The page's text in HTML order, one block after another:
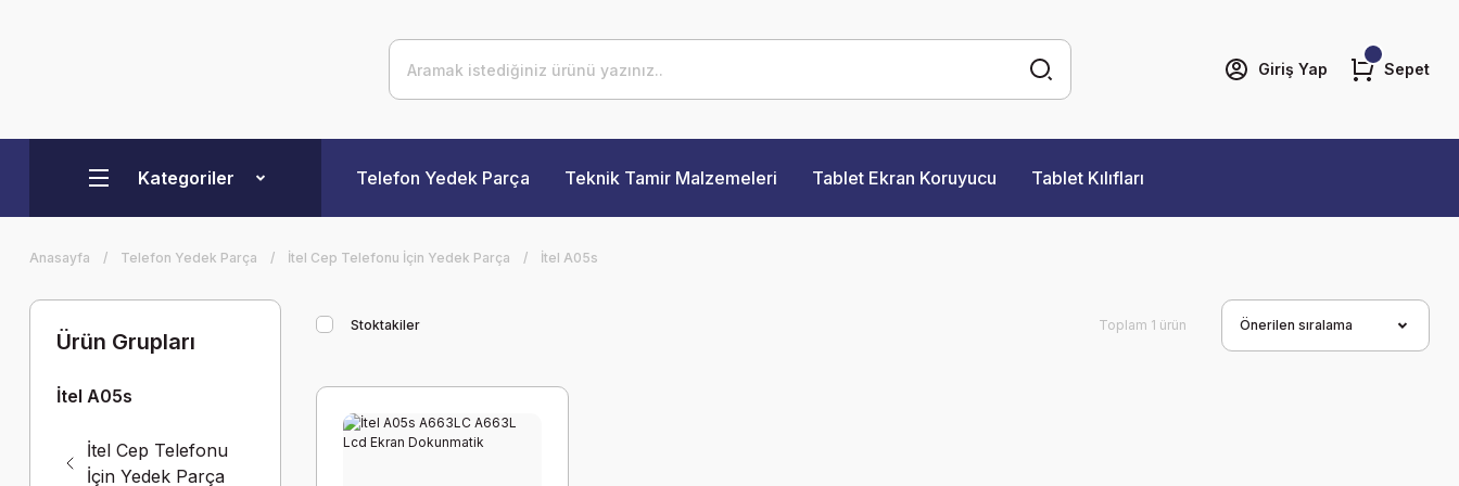
Giriş Yap Sepet
Kategoriler Telefon Yedek Parça Teknik Tamir Malzemeleri Tablet Ekran Koruyucu Tablet Kılıfları
Anasayfa Telefon Yedek Parça İtel Cep Telefonu İçin Yedek Parça İtel A05s
Ürün Grupları
İtel A05s
İtel Cep Telefonu
İçin Yedek Parça
Stoktakiler Toplam 1 ürün